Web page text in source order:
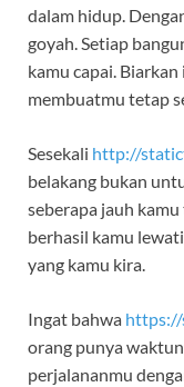
dalam hidup.
goyah. Setiap
kamu capai.
membuatmu tetap
Sesekali http://
belakang bukan
seberapa jauh
berhasil kamu
yang kamu kira.
Ingat bahwa
orang punya
perjalananmu